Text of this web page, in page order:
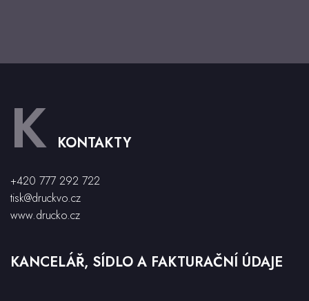
K KONTAKTY
+420 777 292 722
tisk@druckvo.cz
www.drucko.cz
KANCELÁŘ, SÍDLO A FAKTURAČNÍ ÚDAJE